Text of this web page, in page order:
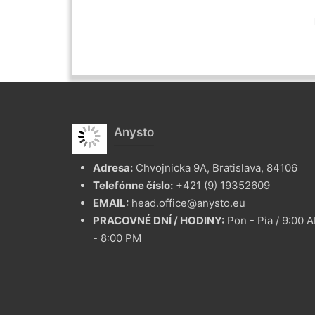
Anysto
Adresa: Chvojnicka 9A, Bratislava, 84106
Telefónne číslo: +421 (9) 19352609
EMAIL: head.office@anysto.eu
PRACOVNÉ DNÍ / HODINY: Pon - Pia / 9:00
- 8:00 PM